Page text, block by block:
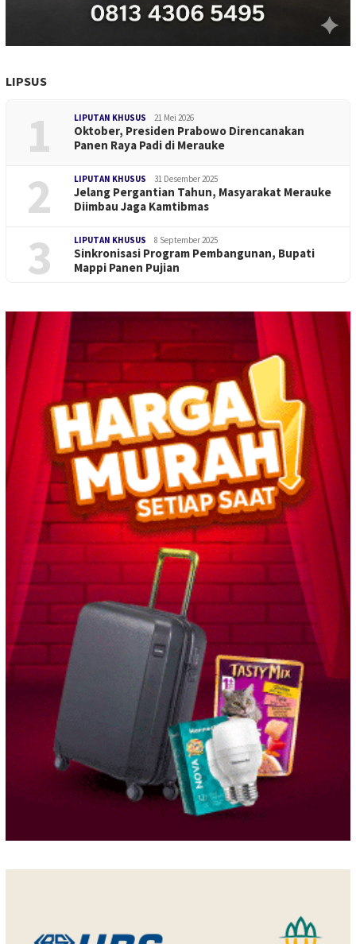
LIPSUS
1 LIPUTAN KHUSUS 21 Mei 2026
Oktober, Presiden Prabowo Direncanakan
Panen Raya Padi di Merauke
2 LIPUTAN KHUSUS 31 Desember 2025
Jelang Pergantian Tahun, Masyarakat Merauke
Diimbau Jaga Kamtibmas
3 LIPUTAN KHUSUS 8 September 2025
Sinkronisasi Program Pembangunan, Bupati
Mappi Panen Pujian